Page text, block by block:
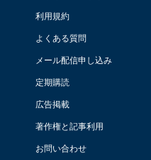
利用規約
よくある質問
メール配信申し込み
定期購読
広告掲載
著作権と記事利用
お問い合わせ